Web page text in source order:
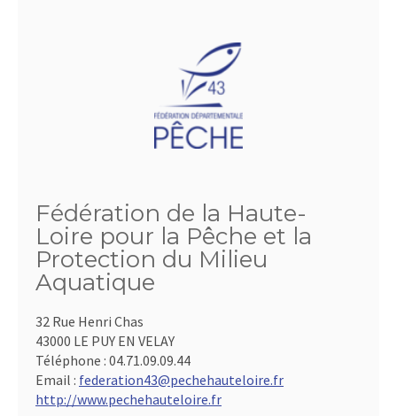
Fédération de la Haute-
Loire pour la Pêche et la
Protection du Milieu
Aquatique
32 Rue Henri Chas
43000 LE PUY EN VELAY
Téléphone : 04.71.09.09.44
Email : federation43@pechehauteloire.fr
http://www.pechehauteloire.fr